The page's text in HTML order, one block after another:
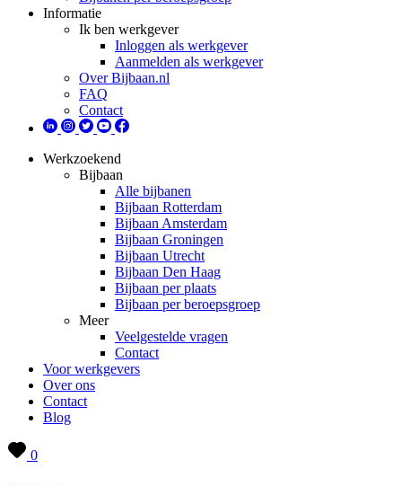
Informatie
Ik ben werkgever
Inloggen als werkgever
Aanmelden als werkgever
Over Bijbaan.nl
FAQ
Contact
Werkzoekend
Bijbaan
Alle bijbanen
Bijbaan Rotterdam
Bijbaan Amsterdam
Bijbaan Groningen
Bijbaan Utrecht
Bijbaan Den Haag
Bijbaan per plaats
Bijbaan per beroepsgroep
Meer
Veelgestelde vragen
Contact
Voor werkgevers
Over ons
Contact
Blog
0